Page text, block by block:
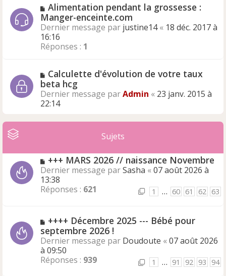
Alimentation pendant la grossesse :
Manger-enceinte.com
Dernier message par justine14« 18 déc. 2017 à
16:16
Réponses : 1
Calculette d'évolution de votre taux
beta hcg
Dernier message parAdmin « 23 janv. 2015 à
22:14
Sujets
+++ MARS 2026 // naissance Novembre
Dernier message parSasha «07 août 2026 à
13:38
Réponses : 621 1 … 60 61 62 63
++++ Décembre 2025 --- Bébé pour
septembre 2026 !
Dernier message par Doudoute «07 août 2026
à 09:50
Réponses : 939 1 … 91 92 93 94